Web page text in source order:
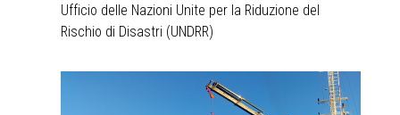
Ufficio delle Nazioni Unite per la Riduzione del
Rischio di Disastri (UNDRR)